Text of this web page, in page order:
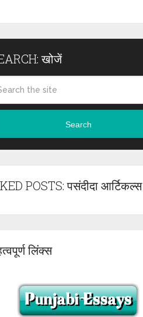
खोजें
Search
POSTS: पसंदीदा आर्टिकल्स
लिंक्स